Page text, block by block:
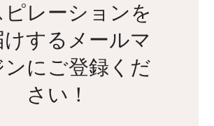
ピレーションを
けするメールマ
ンにご登録くだ
さい！